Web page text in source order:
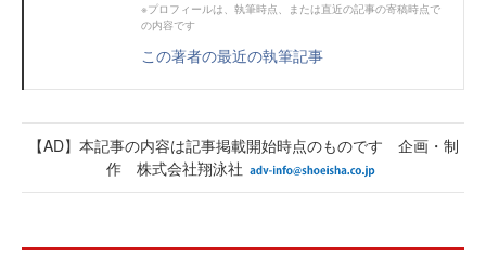
※プロフィールは、執筆時点、または直近の記事の寄稿時点で
の内容です
この著者の最近の執筆記事
【AD】本記事の内容は記事掲載開始時点のものです 企画・制
作 株式会社翔泳社